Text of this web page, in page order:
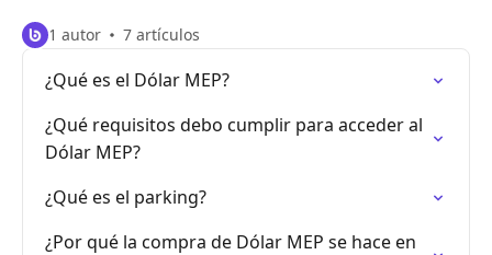
1 autor 7 artículos
¿Qué es el Dólar MEP?
¿Qué requisitos debo cumplir para acceder al
Dólar MEP?
¿Qué es el parking?
¿Por qué la compra de Dólar MEP se hace en